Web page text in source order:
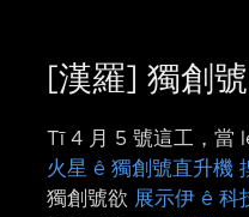
[漢羅] 獨創
Tī 4 月 5 號這工，當
火星 ê 獨創號直升機
獨創號欲 展示伊 ê 科